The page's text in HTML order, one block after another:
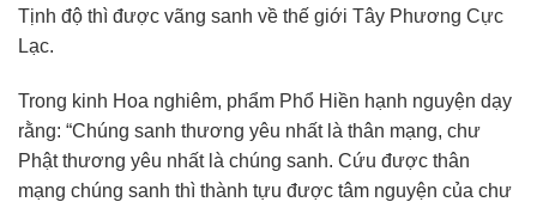
Tịnh độ thì được vãng sanh về thế giới Tây Phương Cực
Lạc.
Trong kinh Hoa nghiêm, phẩm Phổ Hiền hạnh nguyện dạy
rằng: “Chúng sanh thương yêu nhất là thân mạng, chư
Phật thương yêu nhất là chúng sanh. Cứu được thân
mạng chúng sanh thì thành tựu được tâm nguyện của chư